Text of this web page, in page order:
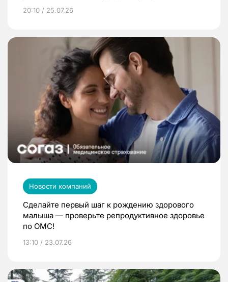
20:10 / 25.07.26
Новости компаний
Сделайте первый шаг к рождению здорового
малыша — проверьте репродуктивное здоровье
по ОМС!
13:10 / 23.07.26